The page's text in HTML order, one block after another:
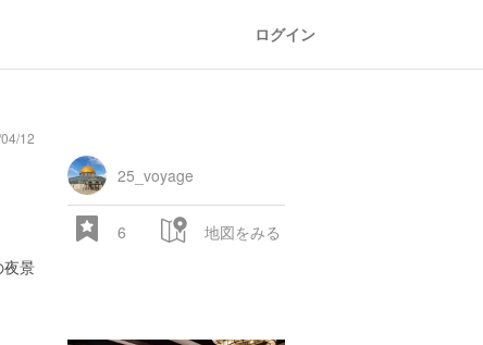
ログイン
12
夜景
25_voyage
6 地図をみる